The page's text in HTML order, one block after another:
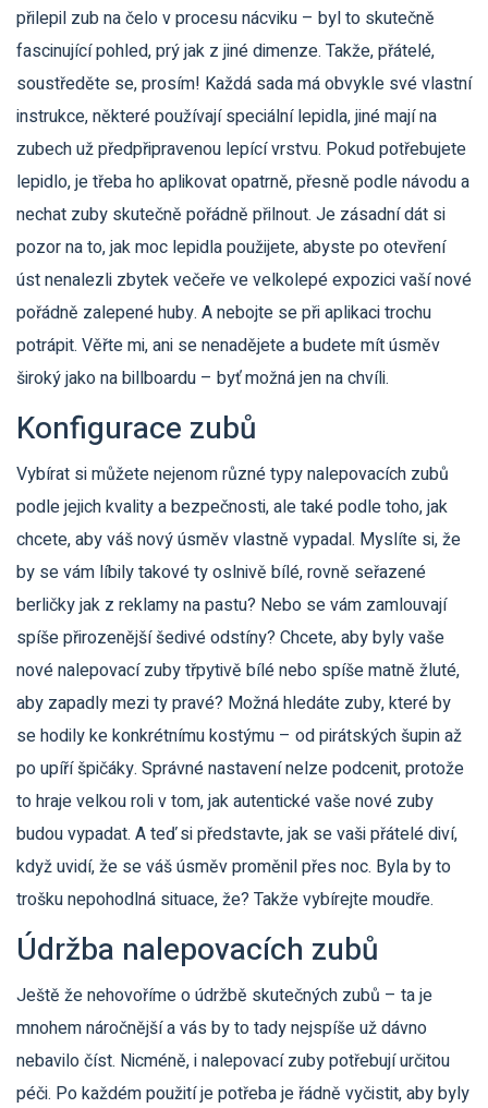
přilepil zub na čelo v procesu nácviku – byl to skutečně
fascinující pohled, prý jak z jiné dimenze. Takže, přátelé,
soustředěte se, prosím! Každá sada má obvykle své vlastní
instrukce, některé používají speciální lepidla, jiné mají na
zubech už předpřipravenou lepící vrstvu. Pokud potřebujete
lepidlo, je třeba ho aplikovat opatrně, přesně podle návodu a
nechat zuby skutečně pořádně přilnout. Je zásadní dát si
pozor na to, jak moc lepidla použijete, abyste po otevření
úst nenalezli zbytek večeře ve velkolepé expozici vaší nové
pořádně zalepené huby. A nebojte se při aplikaci trochu
potrápit. Věřte mi, ani se nenadějete a budete mít úsměv
široký jako na billboardu – byť možná jen na chvíli.
Konfigurace zubů
Vybírat si můžete nejenom různé typy nalepovacích zubů
podle jejich kvality a bezpečnosti, ale také podle toho, jak
chcete, aby váš nový úsměv vlastně vypadal. Myslíte si, že
by se vám líbily takové ty oslnivě bílé, rovně seřazené
berličky jak z reklamy na pastu? Nebo se vám zamlouvají
spíše přirozenější šedivé odstíny? Chcete, aby byly vaše
nové nalepovací zuby třpytivě bílé nebo spíše matně žluté,
aby zapadly mezi ty pravé? Možná hledáte zuby, které by
se hodily ke konkrétnímu kostýmu – od pirátských šupin až
po upíří špičáky. Správné nastavení nelze podcenit, protože
to hraje velkou roli v tom, jak autentické vaše nové zuby
budou vypadat. A teď si představte, jak se vaši přátelé diví,
když uvidí, že se váš úsměv proměnil přes noc. Byla by to
trošku nepohodlná situace, že? Takže vybírejte moudře.
Údržba nalepovacích zubů
Ještě že nehovoříme o údržbě skutečných zubů – ta je
mnohem náročnější a vás by to tady nejspíše už dávno
nebavilo číst. Nicméně, i nalepovací zuby potřebují určitou
péči. Po každém použití je potřeba je řádně vyčistit, aby byly